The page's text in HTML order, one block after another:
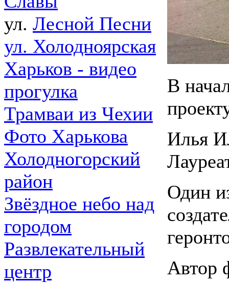
ул. Лесной Песни
ул. Холодноярская
Харьков - видео
прогулка
Трамваи из Чехии
Фото Харькова
Холодногорский
район
Звёздное небо над
городом
Развлекательный
центр
В
Илья
Один
Автор